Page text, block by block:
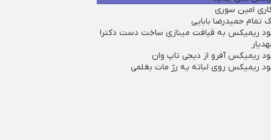
امین سوری
تمام حمیدرضا بابایی
ریمیکس به قیافت مینازی ساخت دست دکترا
ریمیکس آفرو از ديجی تاپ وان
ریمیکس روی لباته یه رژ مات بغلمی